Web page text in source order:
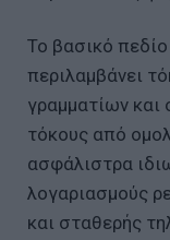
Το βασικό
περιλαμβάνει
γραμματίων
τόκους από
ασφάλιστρα
λογαριασμούς
και σταθερής